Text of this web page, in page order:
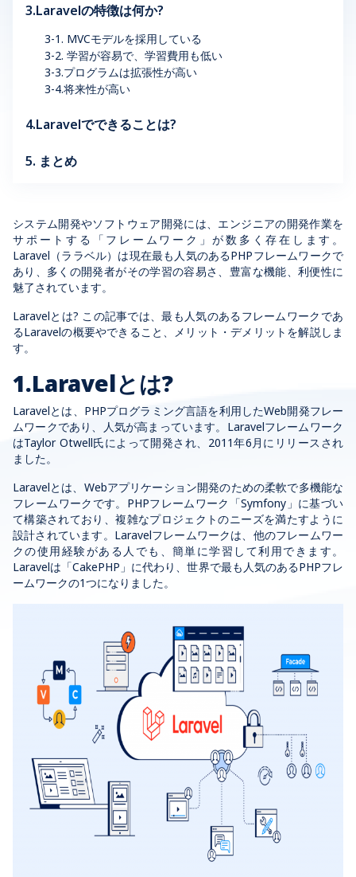
システム開発やソフトウェア開発には、エンジニアの開発作業を
サポートする「フレームワーク」が数多く存在します。
Laravel（ララベル） は現在最も人気のあるPHPフレームワークで
あり、多くの開発者がその学習の容易さ、豊富な機能、利便性に
魅了されています。
Laravelとは? この記事では、最も人気のあるフレームワークであ
るLaravelの概要やできること、メリット・デメリットを解説しま
す。
1.Laravelとは?
Laravelとは、PHPプログラミング言語を利用したWeb開発フレー
ムワークであり、人気が高まっています。Laravelフレームワーク
はTaylor Otwell氏によって開発され、2011年6月にリリースされ
ました。
Laravelとは、Webアプリケーション開発のための柔軟で多機能な
フレームワークです。PHPフレームワーク「Symfony」に基づい
て構築されており、複雑なプロジェクトのニーズを満たすように
設計されています。Laravelフレームワークは、他のフレームワー
クの使用経験がある人でも、簡単に学習して利用できます。
Laravelは「CakePHP」に代わり、世界で最も人気のあるPHPフレ
ームワークの1つになりました。
3.Laravelの特徴は何か?
3-1. MVCモデルを採用している
3-2. 学習が容易で、学習費用も低い
3-3.プログラムは拡張性が高い
3-4.将来性が高い
4.Laravelでできることは?
5. まとめ